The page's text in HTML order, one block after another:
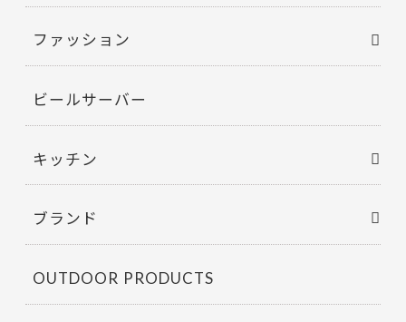
ファッション
ビールサーバー
キッチン
ブランド
OUTDOOR PRODUCTS